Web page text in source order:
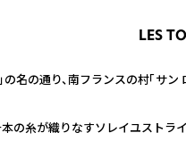
LES
の名の通り、南フランスの村「
の糸が織りなすソレイユストラ